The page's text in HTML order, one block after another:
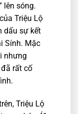
lên sóng.
Triệu Lộ
dấu sự kết
Sính. Mặc
nhưng
rất cố
Triệu Lộ